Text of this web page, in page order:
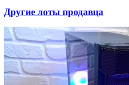
Другие лоты продавца